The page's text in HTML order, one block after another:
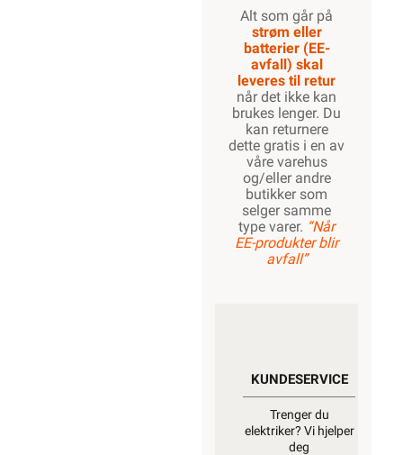
Alt som går på
strøm eller
batterier (EE-
avfall) skal
leveres til retur
når det ikke kan
brukes lenger. Du
kan returnere
dette gratis i en av
våre varehus
og/eller andre
butikker som
selger samme
type varer. “Når
EE-produkter blir
avfall”
KUNDESERVICE
Trenger du
elektriker? Vi hjelper
deg